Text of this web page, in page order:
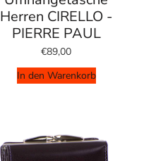
Herren CIRELLO -
PIERRE PAUL
€89,00
In den Warenkorb